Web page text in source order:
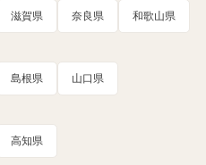
滋賀県 奈良県 和歌山県
島根県 山口県
高知県